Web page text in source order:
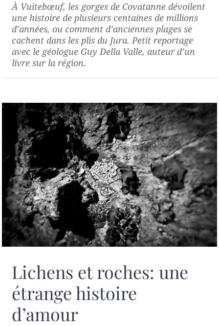
À Vuitebœuf, les gorges de Covatanne dévoilent
une histoire de plusieurs centaines de millions
d’années, ou comment d’anciennes plages se
cachent dans les plis du Jura. Petit reportage
avec le géologue Guy Della Valle, auteur d’un
livre sur la région.
Lichens et roches: une
étrange histoire
d’amour